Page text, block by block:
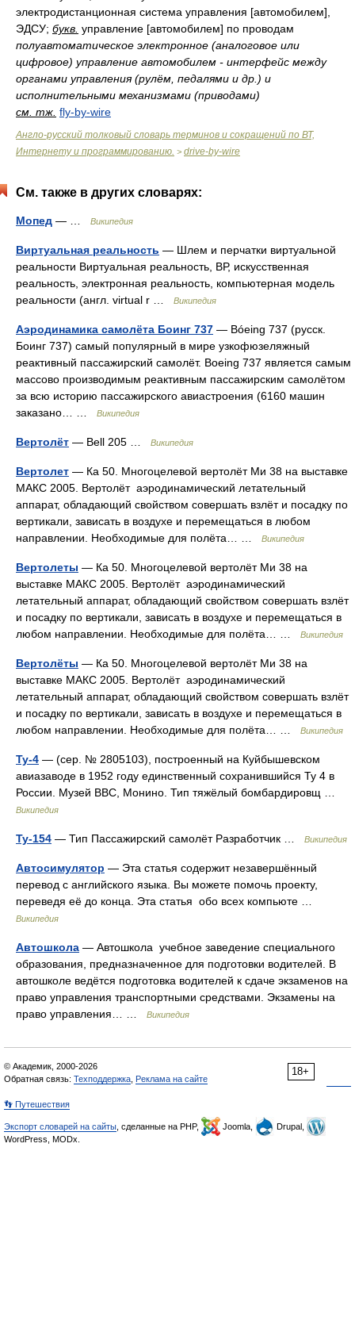
электродистанционная система управления [автомобилем],
ЭДСУ; букв. управление [автомобилем] по проводам
полуавтоматическое электронное (аналоговое или
цифровое) управление автомобилем - интерфейс между
органами управления (рулём, педалями и др.) и
исполнительными механизмами (приводами)
см. тж. fly-by-wire
Англо-русский толковый словарь терминов и сокращений по ВТ,
Интернету и программированию. > drive-by-wire
См. также в других словарях:
Мопед — … Википедия
Виртуальная реальность — Шлем и перчатки виртуальной
реальности Виртуальная реальность, ВР, искусственная
реальность, электронная реальность, компьютерная модель
реальности (англ. virtual r …
Википедия
Аэродинамика самолёта Боинг 737 — Bóeing 737 (русск.
Боинг 737) самый популярный в мире узкофюзеляжный
реактивный пассажирский самолёт. Boeing 737 является самым
массовo производимым реактивным пассажирским самолётом
за всю историю пассажирского авиастроения (6160 машин
заказано… …
Википедия
Вертолёт — Bell 205 … Википедия
Вертолет — Ка 50. Многоцелевой вертолёт Ми 38 на выставке
МАКС 2005. Вертолёт аэродинамический летательный
аппарат, обладающий свойством совершать взлёт и посадку по
вертикали, зависать в воздухе и перемещаться в любом
направлении. Необходимые для полёта… …
Википедия
Вертолеты — Ка 50. Многоцелевой вертолёт Ми 38 на
выставке МАКС 2005. Вертолёт аэродинамический
летательный аппарат, обладающий свойством совершать взлёт
и посадку по вертикали, зависать в воздухе и перемещаться в
любом направлении. Необходимые для полёта… …
Википедия
Вертолёты — Ка 50. Многоцелевой вертолёт Ми 38 на
выставке МАКС 2005. Вертолёт аэродинамический
летательный аппарат, обладающий свойством совершать взлёт
и посадку по вертикали, зависать в воздухе и перемещаться в
любом направлении. Необходимые для полёта… …
Википедия
Ту-4 — (сер. № 2805103), построенный на Куйбышевском
авиазаводе в 1952 году единственный сохранившийся Ту 4 в
России. Музей ВВС, Монино. Тип тяжёлый бомбардировщ …
Википедия
Ту-154 — Тип Пассажирский самолёт Разработчик … Википедия
Автосимулятор — Эта статья содержит незавершённый
перевод с английского языка. Вы можете помочь проекту,
переведя её до конца. Эта статья обо всех компьюте …
Википедия
Автошкола — Автошкола учебное заведение специального
образования, предназначенное для подготовки водителей. В
автошколе ведётся подготовка водителей к сдаче экзаменов на
право управления транспортными средствами. Экзамены на
право управления… …
Википедия
18+
© Академик, 2000-2026
Обратная связь: Техподдержка Реклама на сайте
👣 Путешествия
Экспорт словарей на сайты , сделанные на PHP, Joomla,
Drupal,
WordPress, MODx.